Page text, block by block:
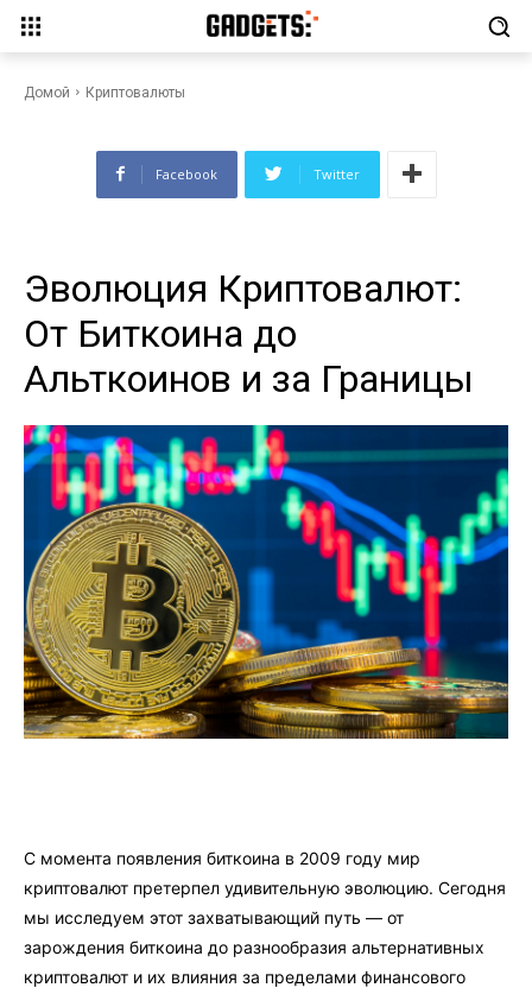
Домой Криптовалюты
Биткоина до Альткоинов и за
Facebook Twitter
Эволюция Криптовалют:
От Биткоина до
Альткоинов и за Границы
С момента появления биткоина в 2009 году мир
криптовалют претерпел удивительную эволюцию. Сегодня
мы исследуем этот захватывающий путь — от
зарождения биткоина до разнообразия альтернативных
криптовалют и их влияния за пределами финансового